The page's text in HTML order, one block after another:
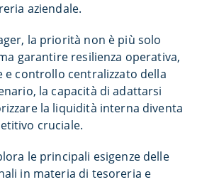
aziendale.
la priorità non è più solo
garantire resilienza operativa,
e controllo centralizzato della
la capacità di adattarsi
la liquidità interna diventa
cruciale.
le principali esigenze delle
in materia di tesoreria e